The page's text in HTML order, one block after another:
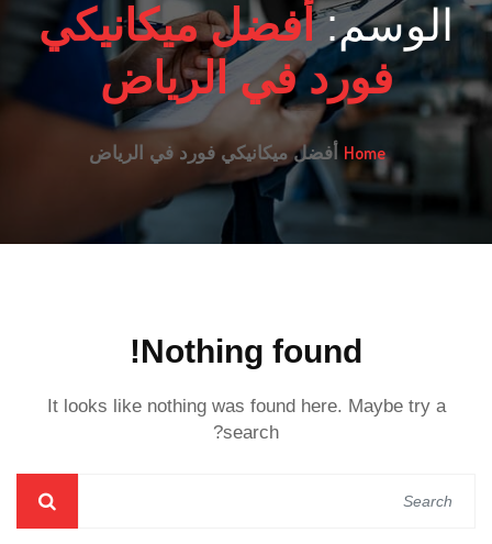
الوسم:أفضل ميكانيكي
فورد في الرياض
Home أفضل ميكانيكي فورد في الرياض
Nothing found!
It looks like nothing was found here. Maybe try a
search?